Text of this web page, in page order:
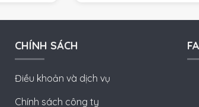
CHÍNH SÁCH
Điều khoản và dịch vụ
Chính sách công ty